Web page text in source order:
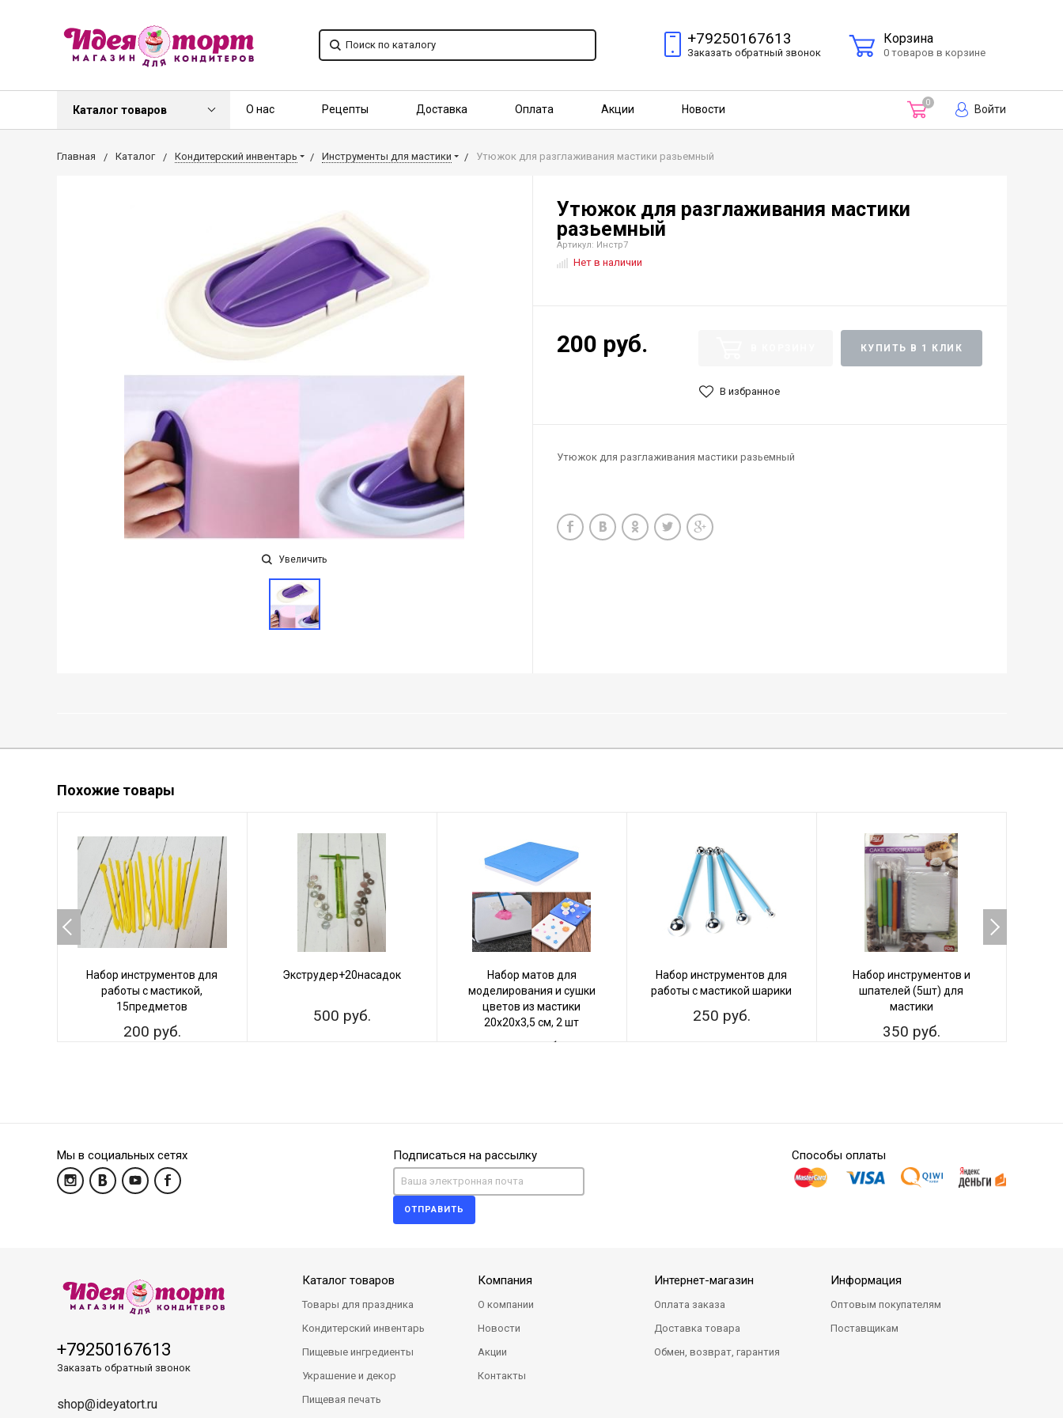
+79250167613
Заказать обратный звонок
Корзина
0 товаров в корзине
Каталог товаров О нас Рецепты Доставка Оплата Акции Новости
0 Войти
Главная Каталог Кондитерский инвентарь Инструменты для мастики Утюжок для разглаживания мастики разьемный
Увеличить
Утюжок для разглаживания мастики
разьемный
Артикул: Инстр7
Нет в наличии
200 руб. КУПИТЬ В 1 КЛИК
В избранное
Утюжок для разглаживания мастики разьемный
Похожие товары
Набор инструментов для
работы с мастикой,
15предметов
200 руб.
Экструдер+20насадок
500 руб.
Набор матов для
моделирования и сушки
цветов из мастики
20х20х3,5 см, 2 шт
350 руб.
Набор инструментов для
работы с мастикой шарики
250 руб.
Набор инструментов и
шпателей (5шт) для
мастики
350 руб.
Мы в социальных сетях Подписаться на рассылку
ОТПРАВИТЬ
Способы оплаты
+79250167613
Заказать обратный звонок
shop@ideyatort.ru
Каталог товаров
Товары для праздника
Кондитерский инвентарь
Пищевые ингредиенты
Украшение и декор
Пищевая печать
Компания
О компании
Новости
Акции
Контакты
Интернет-магазин
Оплата заказа
Доставка товара
Обмен, возврат, гарантия
Информация
Оптовым покупателям
Поставщикам